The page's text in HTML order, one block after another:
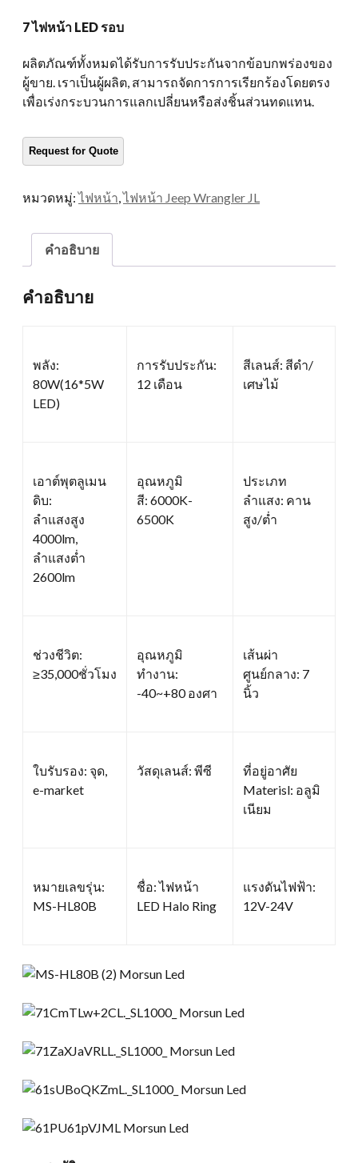
7 ไฟหน้า LED รอบ
ผลิตภัณฑ์ทั้งหมดได้รับการรับประกันจากข้อบกพร่องของ
ผู้ขาย. เราเป็นผู้ผลิต, สามารถจัดการการเรียกร้องโดยตรง
เพื่อเร่งกระบวนการแลกเปลี่ยนหรือส่งชิ้นส่วนทดแทน.
หมวดหมู่:ไฟหน้า ,ไฟหน้า Jeep Wrangler JL
คำอธิบาย
คำอธิบาย
พลัง:
80W(16*5W
LED)
การรับประกัน:
12 เดือน
สีเลนส์: สีดำ/
เศษไม้
เอาต์พุตลูเมน
ดิบ:
ลำแสงสูง
4000lm,
ลำแสงต่ำ
2600lm
อุณหภูมิ
สี: 6000K-
6500K
ประเภท
ลำแสง: คาน
สูง/ต่ำ
ช่วงชีวิต:
≥35,000ชั่วโมง
อุณหภูมิ
ทำงาน:
-40~+80 องศา
เส้นผ่า
ศูนย์กลาง: 7
นิ้ว
ใบรับรอง: จุด,
e-market
วัสดุเลนส์: พีซี
ที่อยู่อาศัย
Materisl: อลูมิ
เนียม
หมายเลขรุ่น:
MS-HL80B
ชื่อ: ไฟหน้า
LED Halo Ring
แรงดันไฟฟ้า:
12V-24V